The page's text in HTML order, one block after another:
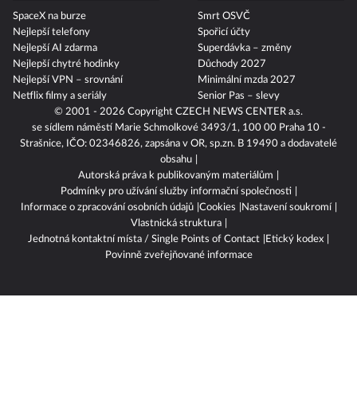
© 2001 - 2026 CopyrightCZECH NEWS CENTER a.s.
se sídlem náměstí Marie Schmolkové 3493/1, 100 00 Praha 10 -
Strašnice, IČO: 02346826, zapsána v OR, sp.zn. B 19490 a dodavatelé
obsahu
Autorská práva k publikovaným materiálům
Podmínky pro užívání služby informační společnosti
Informace o zpracování osobních údajů Cookies
Vlastnická struktura
Jednotná kontaktní místa / Single Points of Contact
SpaceX na burze
Nejlepší telefony
Nejlepší AI zdarma
Nejlepší chytré hodinky
Nejlepší VPN – srovnání
Netflix filmy a seriály
Smrt OSVČ
Spořicí účty
Superdávka – změny
Důchody 2027
Minimální mzda 2027
Senior Pas – slevy